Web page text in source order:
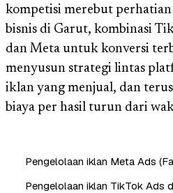
kompetisi merebut
bisnis di Garut, kombinasi
dan Meta untuk konversi
menyusun strategi lintas
iklan yang menjual, dan
biaya per hasil turun dari
Pengelolaan iklan Meta Ads
Pengelolaan iklan TikTok Ads